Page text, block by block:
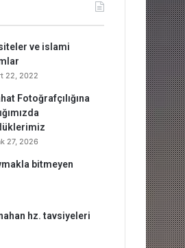
ve islami
22, 2022
Fotoğrafçılığına
27, 2026
bitmeyen
hz. tavsiyeleri